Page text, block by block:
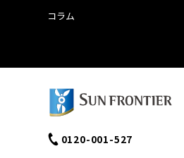
コラム
0120-001-527